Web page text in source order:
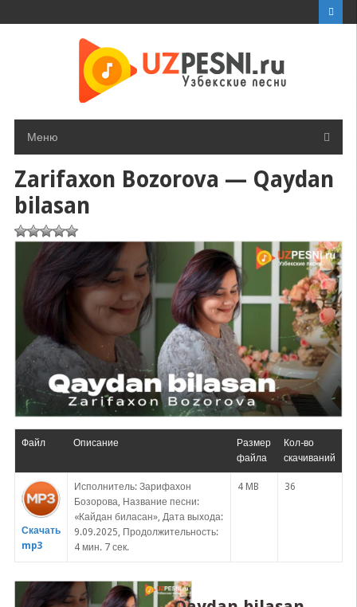
Меню
Zarifaxon Bozorova — Qaydan
bilasan
Файл Описание
Размер
файла
Кол-во
скачиваний
Скачать
mp3
Исполнитель: Зарифахон
Бозорова, Название песни:
«Кайдан биласан», Дата выхода:
9.09.2025, Продолжительность:
4 мин. 7 сек.
4 MB 36